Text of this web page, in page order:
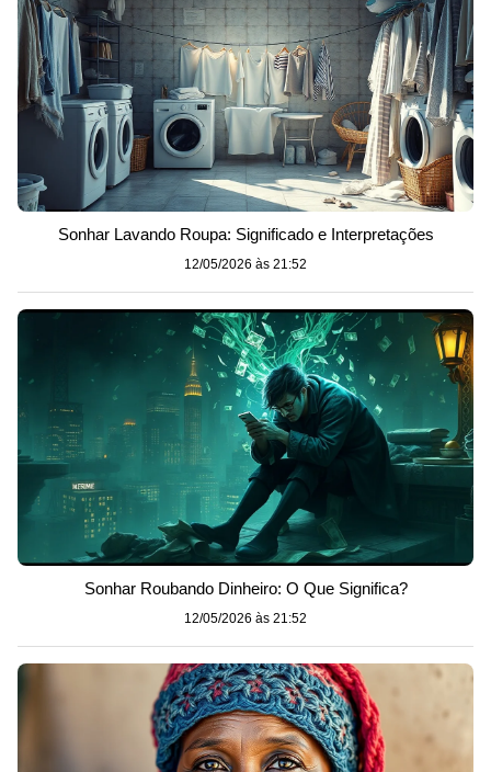
Sonhar Lavando Roupa: Significado e Interpretações
12/05/2026 às 21:52
Sonhar Roubando Dinheiro: O Que Significa?
12/05/2026 às 21:52